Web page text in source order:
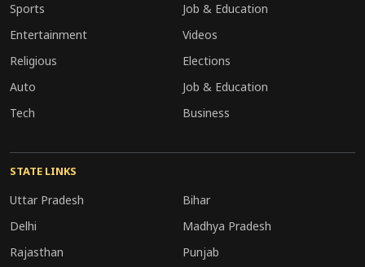
Sports
Entertainment
Religious
Auto
Tech
Job & Education
Videos
Elections
Job & Education
Business
STATE LINKS
Uttar Pradesh
Bihar
Delhi
Madhya Pradesh
Rajasthan
Punjab